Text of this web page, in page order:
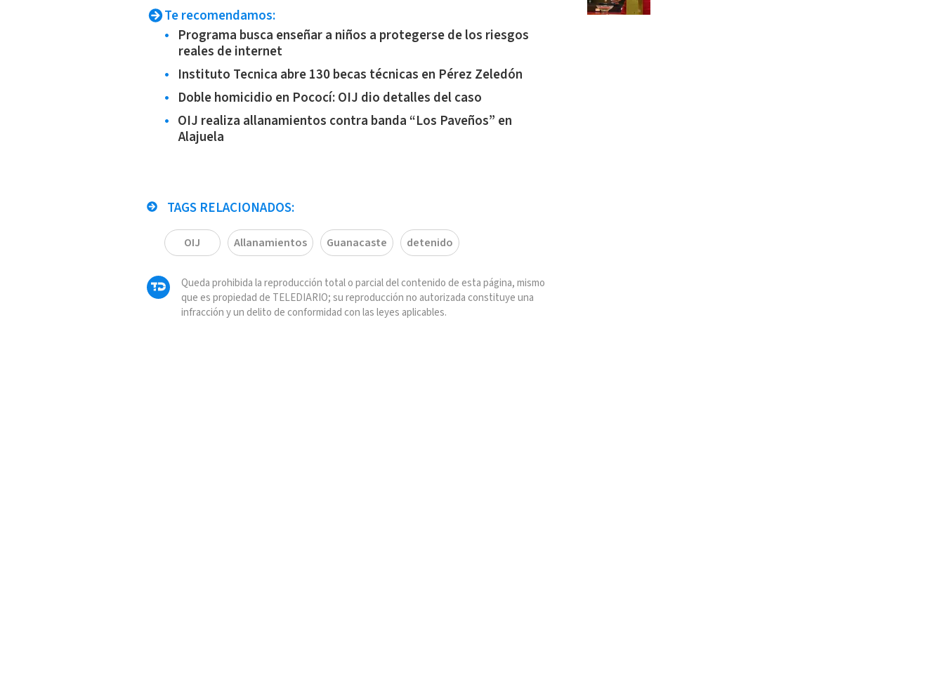
Te recomendamos:
Programa busca enseñar a niños a protegerse de los riesgos
reales de internet
Instituto Tecnica abre 130 becas técnicas en Pérez Zeledón
Doble homicidio en Pococí: OIJ dio detalles del caso
OIJ realiza allanamientos contra banda “Los Paveños” en
Alajuela
TAGS RELACIONADOS:
OIJ Allanamientos Guanacaste detenido
Queda prohibida la reproducción total o parcial del contenido de esta página, mismo
que es propiedad de TELEDIARIO; su reproducción no autorizada constituye una
infracción y un delito de conformidad con las leyes aplicables.